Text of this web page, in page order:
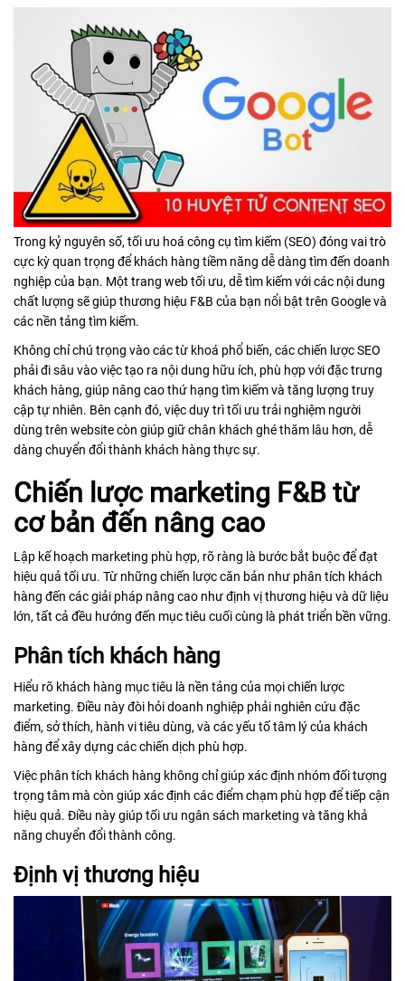
Trong kỷ nguyên số, tối ưu hoá công cụ tìm kiếm (SEO) đóng vai trò
cực kỳ quan trọng để khách hàng tiềm năng dễ dàng tìm đến doanh
nghiệp của bạn. Một trang web tối ưu, dễ tìm kiếm với các nội dung
chất lượng sẽ giúp thương hiệu F&B của bạn nổi bật trên Google và
các nền tảng tìm kiếm.
Không chỉ chú trọng vào các từ khoá phổ biến, các chiến lược SEO
phải đi sâu vào việc tạo ra nội dung hữu ích, phù hợp với đặc trưng
khách hàng, giúp nâng cao thứ hạng tìm kiếm và tăng lượng truy
cập tự nhiên. Bên cạnh đó, việc duy trì tối ưu trải nghiệm người
dùng trên website còn giúp giữ chân khách ghé thăm lâu hơn, dễ
dàng chuyển đổi thành khách hàng thực sự.
Chiến lược marketing F&B từ
cơ bản đến nâng cao
Lập kế hoạch marketing phù hợp, rõ ràng là bước bắt buộc để đạt
hiệu quả tối ưu. Từ những chiến lược căn bản như phân tích khách
hàng đến các giải pháp nâng cao như định vị thương hiệu và dữ liệu
lớn, tất cả đều hướng đến mục tiêu cuối cùng là phát triển bền vững.
Phân tích khách hàng
Hiểu rõ khách hàng mục tiêu là nền tảng của mọi chiến lược
marketing. Điều này đòi hỏi doanh nghiệp phải nghiên cứu đặc
điểm, sở thích, hành vi tiêu dùng, và các yếu tố tâm lý của khách
hàng để xây dựng các chiến dịch phù hợp.
Việc phân tích khách hàng không chỉ giúp xác định nhóm đối tượng
trọng tâm mà còn giúp xác định các điểm chạm phù hợp để tiếp cận
hiệu quả. Điều này giúp tối ưu ngân sách marketing và tăng khả
năng chuyển đổi thành công.
Định vị thương hiệu